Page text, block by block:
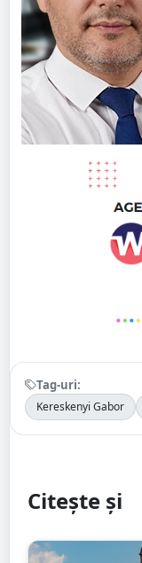
Tag-uri:
Kereskenyi Gabor
Citește și